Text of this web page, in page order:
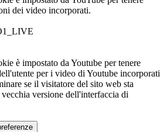
dei video incorporati.
è impostato da Youtube per tenere
per i video di Youtube incorporati
se il visitatore del sito web sta
versione dell'interfaccia di